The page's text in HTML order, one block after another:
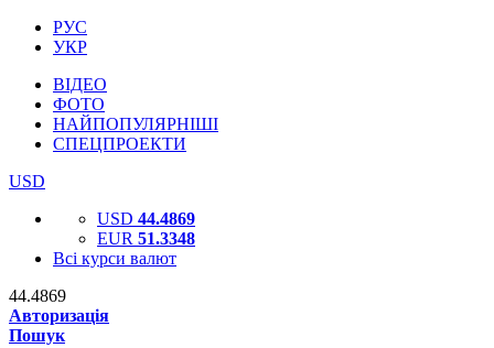
РУС
УКР
ВІДЕО
ФОТО
НАЙПОПУЛЯРНІШІ
СПЕЦПРОЕКТИ
USD
USD 44.4869
EUR 51.3348
Всі курси валют
44.4869
Авторизація
Пошук